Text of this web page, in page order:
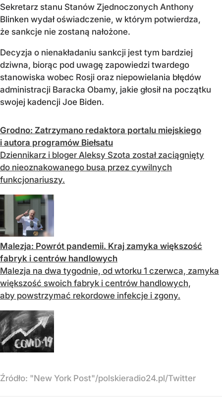
Sekretarz stanu Stanów Zjednoczonych Anthony
Blinken wydał oświadczenie, w którym potwierdza,
że sankcje nie zostaną nałożone.
Decyzja o nienakładaniu sankcji jest tym bardziej
dziwna, biorąc pod uwagę zapowiedzi twardego
stanowiska wobec Rosji oraz niepowielania błędów
administracji Baracka Obamy, jakie głosił na początku
swojej kadencji Joe Biden.
Grodno: Zatrzymano redaktora portalu miejskiego
i autora programów Biełsatu
Dziennikarz i bloger Aleksy Szota został zaciągnięty
do nieoznakowanego busa przez cywilnych
funkcjonariuszy.
Malezja: Powrót pandemii. Kraj zamyka większość
fabryk i centrów handlowych
Malezja na dwa tygodnie, od wtorku 1 czerwca, zamyka
większość swoich fabryk i centrów handlowych,
aby powstrzymać rekordowe infekcje i zgony.
Źródło: "New York Post"/polskieradio24.pl/Twitter